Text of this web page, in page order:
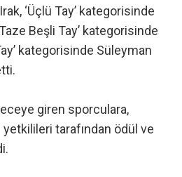
‘Üçlü Tay’ kategorisinde
Beşli Tay’ kategorisinde
kategorisinde Süleyman
giren sporculara,
tarafından ödül ve